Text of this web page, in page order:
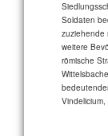
Soldaten
zuziehende
weitere
römische